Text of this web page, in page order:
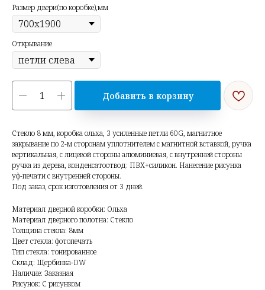
Размер двери(по коробке),мм
Открывание
Добавить в корзину
Стекло 8 мм, коробка ольха, 3 усиленные петли 60G, магнитное
закрывание по 2-м сторонам уплотнителем с магнитной вставкой, ручка
вертикальная, с лицевой стороны алюминиевая, с внутренней стороны
ручка из дерева, конденсатоотвод: ПВХ+силикон. Нанесение рисунка
уф-печати с внутренней стороны.
Под заказ, срок изготовления от 3 дней.
Материал дверной коробки: Ольха
Материал дверного полотна: Стекло
Толщина стекла: 8мм
Цвет стекла: фотопечать
Тип стекла: тонированное
Склад: Щербинка-DW
Наличие: Заказная
Рисунок: С рисунком